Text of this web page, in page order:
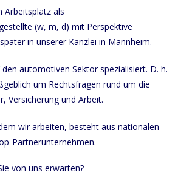
Arbeitsplatz als
(w, m, d) mit Perspektive
in unserer Kanzlei in Mannheim.
automotiven Sektor spezialisiert. D. h.
um Rechtsfragen rund um die
Versicherung und Arbeit.
wir arbeiten, besteht aus nationalen
Partnerunternehmen.
von uns erwarten?